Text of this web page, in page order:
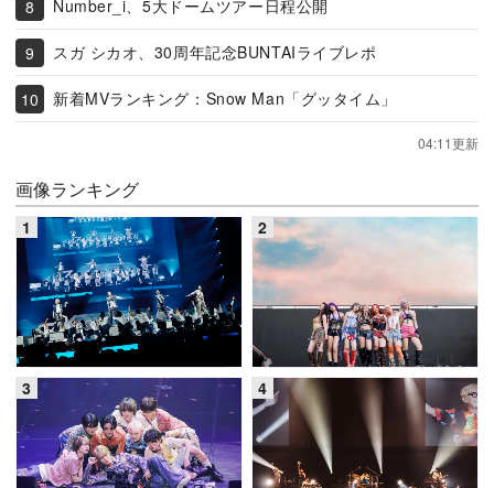
Number_i、5大ドームツアー日程公開
スガ シカオ、30周年記念BUNTAIライブレポ
新着MVランキング：Snow Man「グッタイム」
04:11更新
画像ランキング